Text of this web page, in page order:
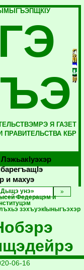
Я ГАЗЕТ
ПРАВИТЕЛЬСТВА КБР
Лэжьакlуэхэр
и махуэ
унэ»
Федерацэм и
зэхъуэкIыныгъэхэр
06-16